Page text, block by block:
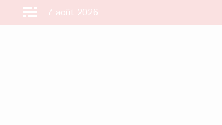
7 août 2026